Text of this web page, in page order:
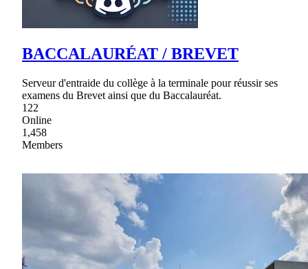
BACCALAURÉAT / BREVET
Serveur d'entraide du collège à la terminale pour réussir ses
examens du Brevet ainsi que du Baccalauréat.
122
Online
1,458
Members